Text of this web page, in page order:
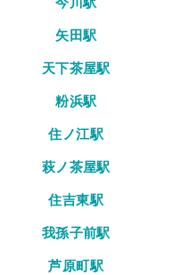
矢田駅
天下茶屋駅
粉浜駅
住ノ江駅
萩ノ茶屋駅
住吉東駅
我孫子前駅
芦原町駅